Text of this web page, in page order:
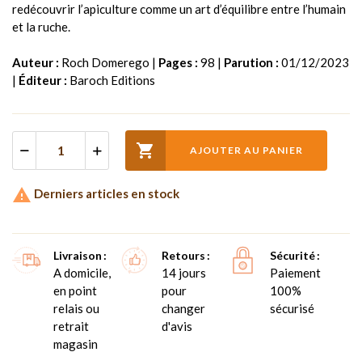
redécouvrir l’apiculture comme un art d’équilibre entre l’humain
et la ruche.
Auteur : Roch Domerego | Pages : 98 | Parution : 01/12/2023
| Éditeur : Baroch Editions
 AJOUTER AU PANIER
 Derniers articles en stock
Livraison
A domicile,
en point
relais ou
retrait
magasin
Retours
14 jours
pour
changer
d'avis
Sécurité
Paiement
100%
sécurisé